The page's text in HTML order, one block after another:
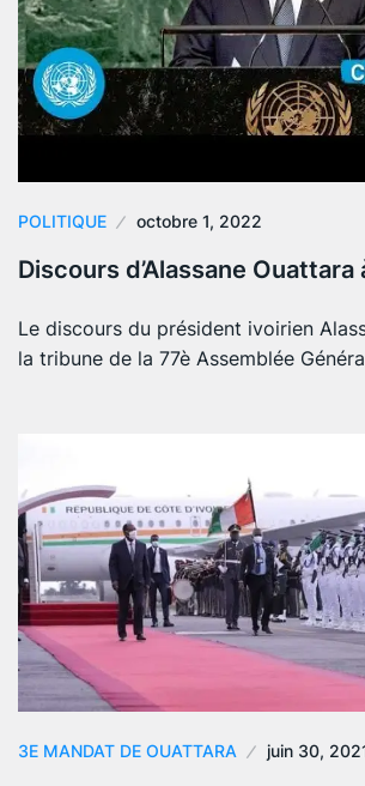
POLITIQUE octobre 1, 2022
Discours d’Alassane Ouattara
Le discours du président ivoirien
la tribune de la 77è Assemblée
3E MANDAT DE OUATTARA juin 30,